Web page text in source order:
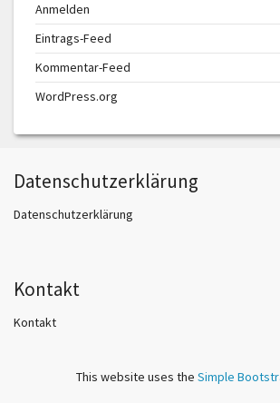
Anmelden
Eintrags-Feed
Kommentar-Feed
WordPress.org
Datenschutzerklärung
Datenschutzerklärung
Kontakt
Kontakt
This website uses the Simple